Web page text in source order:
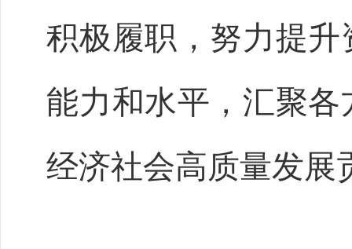
积极履职，努力提
能力和水平，汇聚
经济社会高质量发展